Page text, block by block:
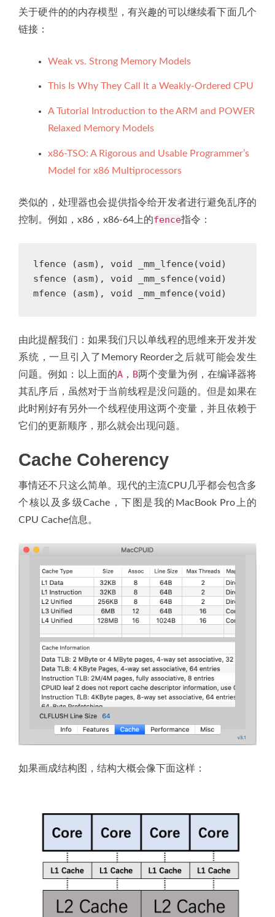
关于硬件的的内存模型，有兴趣的可以继续看下面几个
链接：
Weak vs. Strong Memory Models
This Is Why They Call It a Weakly-Ordered CPU
A Tutorial Introduction to the ARM and POWER
Relaxed Memory Models
x86-TSO: A Rigorous and Usable Programmer’s
Model for x86 Multiprocessors
类似的，处理器也会提供指令给开发者进行避免乱序的
控制。例如，x86，x86-64上的fence指令：
lfence (asm), void _mm_lfence(void)
sfence
(asm), void _mm_sfence(void)
mfence
(asm), void _mm_mfence(void)
由此提醒我们：如果我们只以单线程的思维来开发并发
系统，一旦引入了Memory Reorder之后就可能会发生
问题。例如：以上面的A， B两个变量为例，在编译器将
其乱序后，虽然对于当前线程是没问题的。但是如果在
此时刚好有另外一个线程使用这两个变量，并且依赖于
它们的更新顺序，那么就会出现问题。
Cache Coherency
事情还不只这么简单。现代的主流CPU几乎都会包含多
个核以及多级Cache，下图是我的MacBook Pro上的
CPU Cache信息。
如果画成结构图，结构大概会像下面这样：